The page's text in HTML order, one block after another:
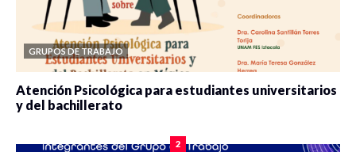
GRUPOS DE TRABAJO
Atención Psicológica para estudiantes universitarios
y del bachillerato
2